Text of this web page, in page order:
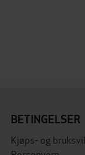
BETINGELSER
Kjøps- og